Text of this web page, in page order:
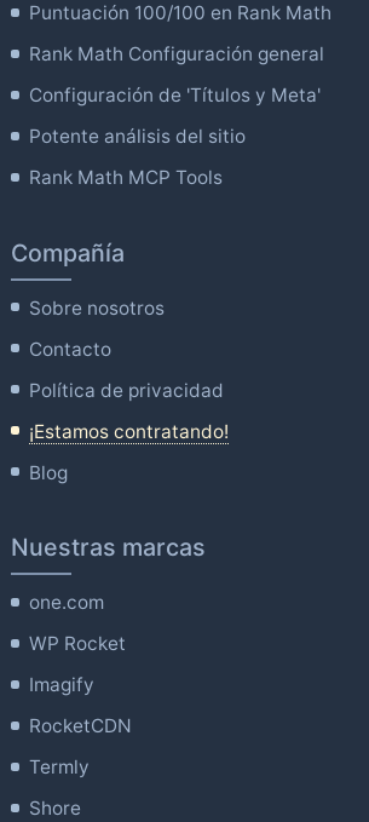
Puntuación 100/100 en Rank Math
Rank Math Configuración general
Configuración de 'Títulos y Meta'
Potente análisis del sitio
Rank Math MCP Tools
Compañía
Sobre nosotros
Contacto
Política de privacidad
¡Estamos contratando!
Blog
Nuestras marcas
one.com
WP Rocket
Imagify
RocketCDN
Termly
Shore